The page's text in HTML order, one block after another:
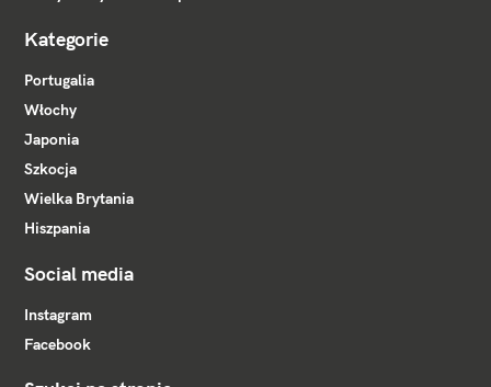
Kategorie
Portugalia
Włochy
Japonia
Szkocja
Wielka Brytania
Hiszpania
Social media
Instagram
Facebook